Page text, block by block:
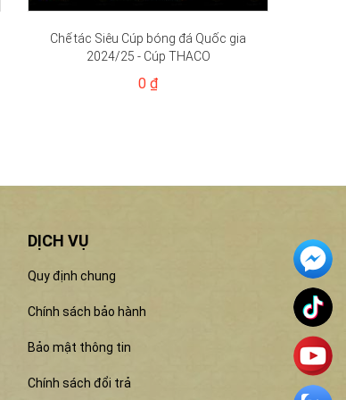
Chế tác Siêu Cúp bóng đá Quốc gia
2024/25 - Cúp THACO
0 ₫
DỊCH VỤ
Quy định chung
Chính sách bảo hành
Bảo mật thông tin
Chính sách đổi trả